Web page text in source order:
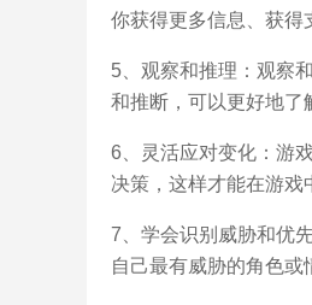
你获得更多信息、获得
5、观察和推理：观察
和推断，可以更好地了
6、灵活应对变化：游
决策，这样才能在游戏
7、学会识别威胁和优
自己最有威胁的角色或